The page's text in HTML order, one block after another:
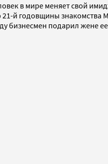
в мире меняет свой
й годовщины
бизнесмен подарил